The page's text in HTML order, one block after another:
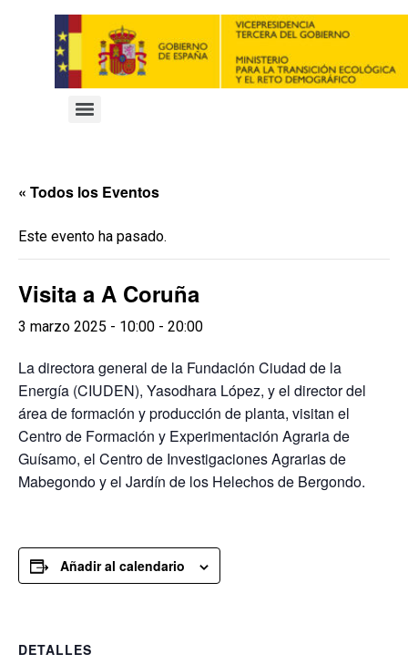
« Todos los Eventos
Este evento ha pasado.
Visita a A Coruña
3 marzo 2025 - 10:00 - 20:00
La directora general de la Fundación Ciudad de la
Energía (CIUDEN), Yasodhara López, y el director del
área de formación y producción de planta, visitan el
Centro de Formación y Experimentación Agraria de
Guísamo, el Centro de Investigaciones Agrarias de
Mabegondo y el Jardín de los Helechos de Bergondo.
Añadir al calendario
DETALLES